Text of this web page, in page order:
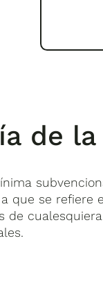
de
que se refiere
de